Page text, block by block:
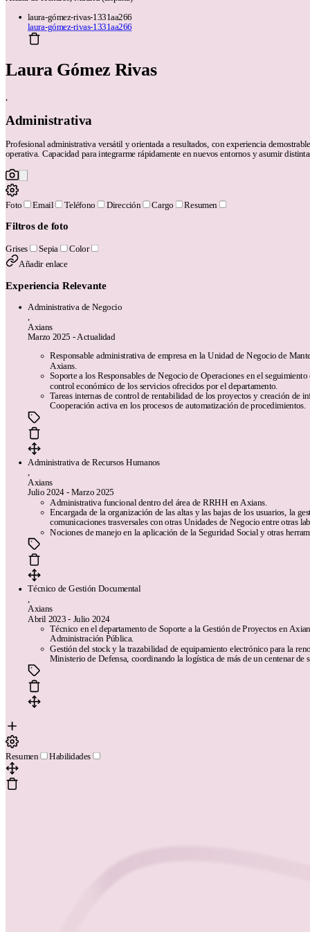
laura-gómez-rivas-1331aa266
laura-gómez-rivas-1331aa266
Laura Gómez Rivas
Administrativa
Profesional administrativa versátil y orientada a resultados, con experiencia
operativa. Capacidad para integrarme rápidamente en nuevos entornos y asumir
Foto Email Teléfono Dirección Cargo Resumen
Filtros de foto
Grises Sepia Color
Añadir enlace
Experiencia Relevante
Administrativa de Negocio
,
Axians
Marzo 2025 - Actualidad
Responsable administrativa de empresa en la Unidad de Negocio de
Axians.
Soporte a los Responsables de Negocio de Operaciones en el
control económico de los servicios ofrecidos por el departamento.
Tareas internas de control de rentabilidad de los proyectos y creación de
Cooperación activa en los procesos de automatización de procedimientos.
Administrativa de Recursos Humanos
,
Axians
Julio 2024 - Marzo 2025
Administrativa funcional dentro del área de RRHH en Axians.
Encargada de la organización de las altas y las bajas de los usuarios, la
comunicaciones trasversales con otras Unidades de Negocio entre otras
Nociones de manejo en la aplicación de la Seguridad Social y otras
Técnico de Gestión Documental
Axians
Abril 2023 - Julio 2024
Técnico en el departamento de Soporte a la Gestión de Proyectos en
Administración Pública.
Gestión del stock y la trazabilidad de equipamiento electrónico para la
Ministerio de Defensa, coordinando la logística de más de un centenar de
Resumen Habilidades